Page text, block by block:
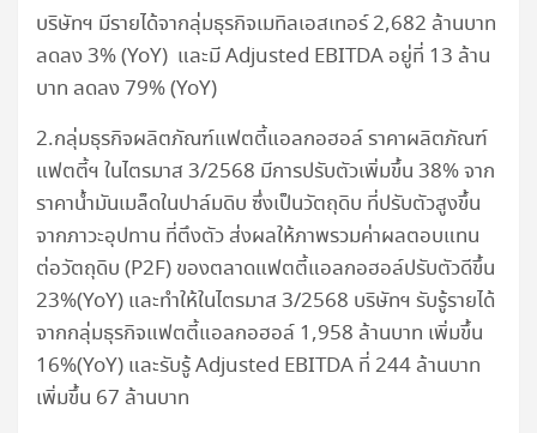
บริษัทฯ มีรายได้จากลุ่มธุรกิจเมทิลเอสเทอร์ 2,682 ล้านบาท
ลดลง 3% (YoY) และมี Adjusted EBITDA อยู่ที่ 13 ล้าน
บาท ลดลง 79% (YoY)
2.กลุ่มธุรกิจผลิตภัณฑ์แฟตตี้แอลกอฮอล์ ราคาผลิตภัณฑ์
แฟตตี้ฯ ในไตรมาส 3/2568 มีการปรับตัวเพิ่มขึ้น 38% จาก
ราคาน้ำมันเมล็ดในปาล์มดิบ ซึ่งเป็นวัตถุดิบ ที่ปรับตัวสูงขึ้น
จากภาวะอุปทาน ที่ตึงตัว ส่งผลให้ภาพรวมค่าผลตอบแทน
ต่อวัตถุดิบ (P2F) ของตลาดแฟตตี้แอลกอฮอล์ปรับตัวดีขึ้น
23%(YoY) และทำให้ในไตรมาส 3/2568 บริษัทฯ รับรู้รายได้
จากกลุ่มธุรกิจแฟตตี้แอลกอฮอล์ 1,958 ล้านบาท เพิ่มขึ้น
16%(YoY) และรับรู้ Adjusted EBITDA ที่ 244 ล้านบาท
เพิ่มขึ้น 67 ล้านบาท